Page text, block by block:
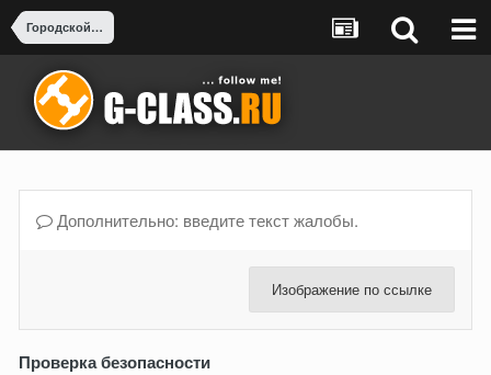
Городской тюнинг и Рестайлинг
Дополнительно: введите текст жалобы.
Изображение по ссылке
Проверка безопасности